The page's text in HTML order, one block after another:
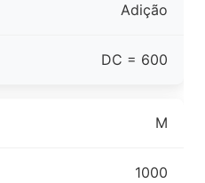
Adição
DC = 600
M
1000